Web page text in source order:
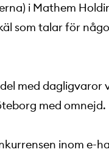
i Mathem
som talar för
med dagligvaror
med omnejd.
inom e-